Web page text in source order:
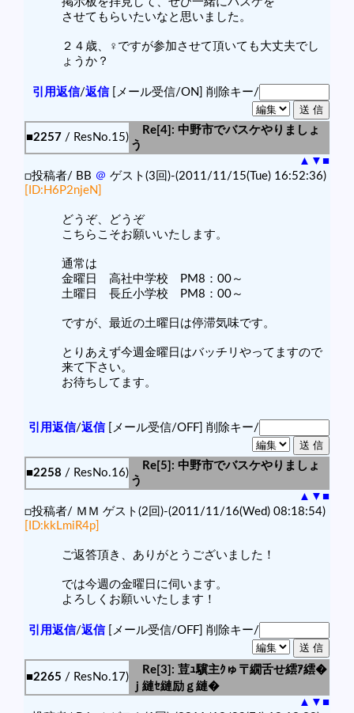
させてもらいたいなと思いました。
２４歳、♀ですが参加させて頂いても大丈夫でし
ょうか？
引用返信/返信[メール受信/ON] 削除キー/
■2257 / ResNo.15)
Re[4]: 中野市でバスケやりましょ
う
▲ ▼ ■
□投稿者/ BB ＠ ゲスト(3回)-(2011/11/15(Tue) 16:52:36)
[ID:H6P2njeN]
どうぞ、どうぞ
こちらこそお願いいたします。
通常は
金曜日 高社中学校 PM8：00～
土曜日 長丘小学校 PM8：00～
ですが、最近の土曜日は停滞気味です。
とりあえず今週金曜日はバッチリやってますので
来て下さい。
お待ちしてます。
引用返信/返信[メール受信/OFF] 削除キー/
■2258 / ResNo.16)
Re[5]: 中野市でバスケやりましょ
う
▲ ▼ ■
□投稿者/ ＭＭ ゲスト(2回)-(2011/11/16(Wed) 08:18:54)
[ID:kkLmiR4p]
ご返答頂き、ありがとうございました！
では今週の金曜日に伺います。
よろしくお願いいたします！
引用返信/返信[メール受信/OFF] 削除キー/
■2265 / ResNo.17)
Re[3]: 荳ｭ驥主ｸゅ〒繝舌せ繧ｱ繧�
ｊ縺ｾ縺励ｇ縺�
▲ ▼ ■